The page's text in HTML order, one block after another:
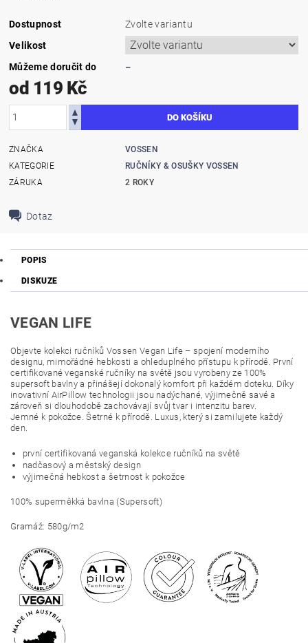
Dostupnost
Zvolte variantu
Velikost
Můžeme doručit do
–
od 119 Kč
ZNAČKA
VOSSEN
KATEGORIE
RUČNÍKY & OSUŠKY VOSSEN
ZÁRUKA
2 ROKY
Dotaz
POPIS
DISKUZE
VEGAN LIFE
Objevte kolekci ručníků Vossen Vegan Life – spojení moderního
designu, mimořádné hebkosti a ohleduplného přístupu k přírodě. První
certifikované veganské ručníky na světě jsou vyrobeny ze 100%
supersoft bavlny a přinášejí dokonalý komfort při každém doteku. Díky
inovativní AirPillow technologii jsou nadýchané, výjimečně savé a
zároveň si dlouhodobě zachovávají svůj tvar i intenzitu barev.
Jemné k pokožce. Šetrné k přírodě. Luxus, který si zamilujete každý
den.
první certifikovaná veganská kolekce ručníků na světě
nadčasový a městský design
výjimečná hebkost a šetrnost k pokožce
100% superměkká bavlna (Supersoft)
Gramáž: 580g/m2